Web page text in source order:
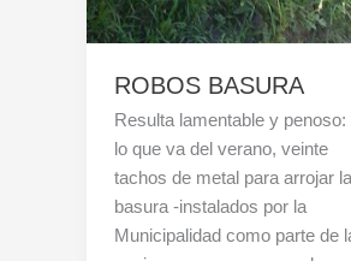
ROBOS BASURA
Resulta lamentable y penoso:
lo que va del verano, veinte
tachos de metal para arrojar la
basura -instalados por la
Municipalidad como parte de